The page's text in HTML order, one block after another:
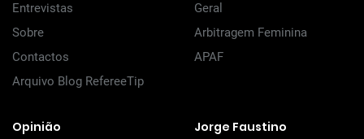
Entrevistas
Sobre
Contactos
Arquivo Blog RefereeTip
Geral
Arbitragem Feminina
APAF
Opinião Jorge Faustino